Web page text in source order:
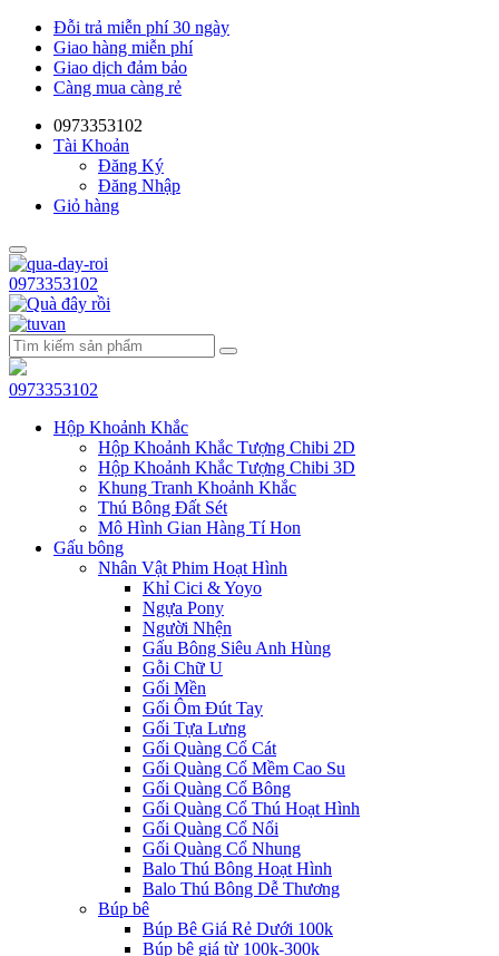
Đỗi trả miễn phí 30 ngày
Giao hàng miễn phí
Giao dịch đảm bảo
Càng mua càng rẻ
0973353102
Tài Khoản
Đăng Ký
Đăng Nhập
Giỏ hàng
0973353102
0973353102
Hộp Khoảnh Khắc
Hộp Khoảnh Khắc Tượng Chibi 2D
Hộp Khoảnh Khắc Tượng Chibi 3D
Khung Tranh Khoảnh Khắc
Thú Bông Đất Sét
Mô Hình Gian Hàng Tí Hon
Gấu bông
Nhân Vật Phim Hoạt Hình
Khỉ Cici & Yoyo
Ngựa Pony
Người Nhện
Gấu Bông Siêu Anh Hùng
Gỗi Chữ U
Gối Mền
Gối Ôm Đút Tay
Gối Tựa Lưng
Gối Quàng Cổ Cát
Gối Quàng Cổ Mềm Cao Su
Gối Quàng Cổ Bông
Gối Quàng Cổ Thú Hoạt Hình
Gối Quàng Cổ Nổi
Gối Quàng Cổ Nhung
Balo Thú Bông Hoạt Hình
Balo Thú Bông Dễ Thương
Búp bê
Búp Bê Giá Rẻ Dưới 100k
Búp bê giá từ 100k-300k